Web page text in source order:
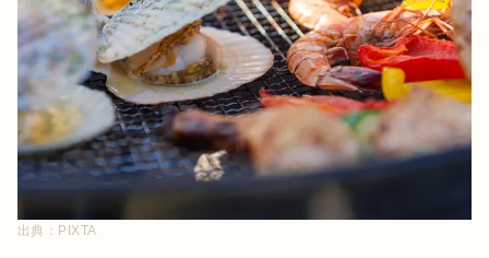
出典： PIXTA